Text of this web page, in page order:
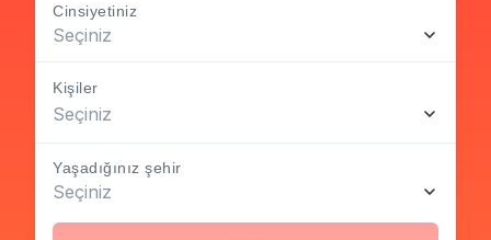
Cinsiyetiniz
Seçiniz
Kişiler
Seçiniz
Yaşadığınız şehir
Seçiniz